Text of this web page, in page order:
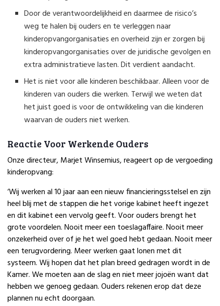
Door de verantwoordelijkheid en daarmee de risico’s
weg te halen bij ouders en te verleggen naar
kinderopvangorganisaties en overheid zijn er zorgen bij
kinderopvangorganisaties over de juridische gevolgen en
extra administratieve lasten. Dit verdient aandacht.
Het is niet voor alle kinderen beschikbaar. Alleen voor de
kinderen van ouders die werken. Terwijl we weten dat
het juist goed is voor de ontwikkeling van die kinderen
waarvan de ouders niet werken.
Reactie Voor Werkende Ouders
Onze directeur, Marjet Winsemius, reageert op de vergoeding
kinderopvang:
‘Wij werken al 10 jaar aan een nieuw financieringsstelsel en zijn
heel blij met de stappen die het vorige kabinet heeft ingezet
en dit kabinet een vervolg geeft. Voor ouders brengt het
grote voordelen. Nooit meer een toeslagaffaire. Nooit meer
onzekerheid over of je het wel goed hebt gedaan. Nooit meer
een terugvordering. Meer werken gaat lonen met dit
systeem. Wij hopen dat het plan breed gedragen wordt in de
Kamer. We moeten aan de slag en niet meer jojoën want dat
hebben we genoeg gedaan. Ouders rekenen erop dat deze
plannen nu echt doorgaan.